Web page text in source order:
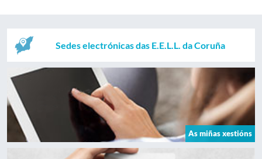
Sedes electrónicas das E.E.L.L. da Coruña
As miñas xestións